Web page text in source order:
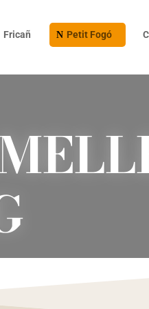
Fricañ Petit Fogó